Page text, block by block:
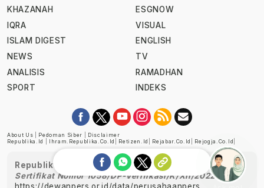
KHAZANAH
IQRA
ISLAM DIGEST
NEWS
ANALISIS
SPORT
ESGNOW
VISUAL
ENGLISH
TV
RAMADHAN
INDEKS
About Us Pedoman Siber
Disclaimer
Republika.id
Ihram.republika.co.id Retizen.id Rejabar.co.id Rejogja.co.id
Republika telah diverifikasi oleh Dewan Pers
Sertifikat Nomor 1058/DP-Verifikasi/K/XII/2022
https://dewanpers.or.id/data/perusahaanpers